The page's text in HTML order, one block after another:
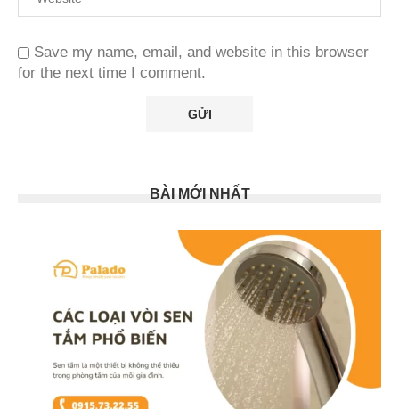
Save my name, email, and website in this browser
for the next time I comment.
BÀI MỚI NHẤT